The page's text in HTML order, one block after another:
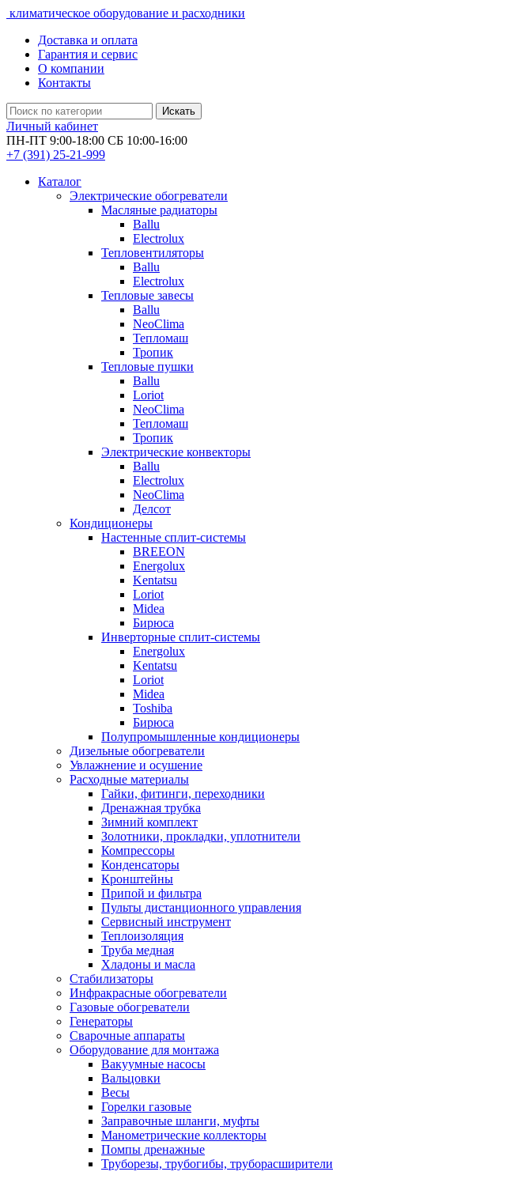
климатическое оборудование и расходники
Доставка и оплата
Гарантия и сервис
О компании
Контакты
Искать
Личный кабинет
ПН-ПТ 9:00-18:00 СБ 10:00-16:00
+7 (391) 25-21-999
Каталог
Электрические обогреватели
Масляные радиаторы
Ballu
Electrolux
Тепловентиляторы
Ballu
Electrolux
Тепловые завесы
Ballu
NeoClima
Тепломаш
Тропик
Тепловые пушки
Ballu
Loriot
NeoClima
Тепломаш
Тропик
Электрические конвекторы
Ballu
Electrolux
NeoClima
Делсот
Кондиционеры
Настенные сплит-системы
BREEON
Energolux
Kentatsu
Loriot
Midea
Бирюса
Инверторные сплит-системы
Energolux
Kentatsu
Loriot
Midea
Toshiba
Бирюса
Полупромышленные кондиционеры
Дизельные обогреватели
Увлажнение и осушение
Расходные материалы
Гайки, фитинги, переходники
Дренажная трубка
Зимний комплект
Золотники, прокладки, уплотнители
Компрессоры
Конденсаторы
Кронштейны
Припой и фильтра
Пульты дистанционного управления
Сервисный инструмент
Теплоизоляция
Труба медная
Хладоны и масла
Стабилизаторы
Инфракрасные обогреватели
Газовые обогреватели
Генераторы
Сварочные аппараты
Оборудование для монтажа
Вакуумные насосы
Вальцовки
Весы
Горелки газовые
Заправочные шланги, муфты
Манометрические коллекторы
Помпы дренажные
Труборезы, трубогибы, труборасширители